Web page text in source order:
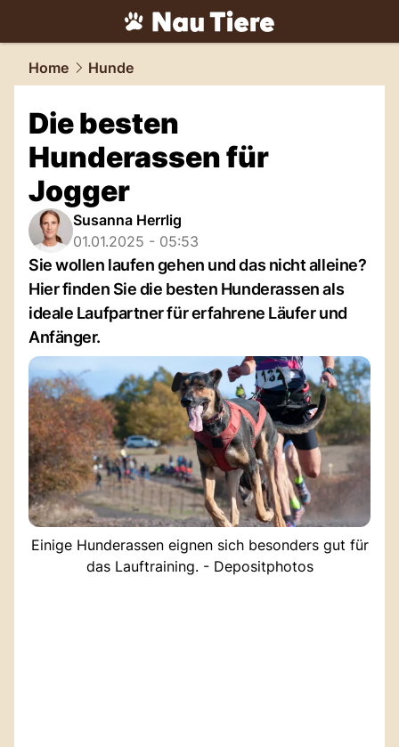
tiere.NAU.ch
Home Hunde
Die besten
Hunderassen für
Jogger
Susanna Herrlig
01.01.2025 - 05:53
Sie wollen laufen gehen und das nicht alleine?
Hier finden Sie die besten Hunderassen als
ideale Laufpartner für erfahrene Läufer und
Anfänger.
Einige Hunderassen eignen sich besonders gut für
das Lauftraining. - Depositphotos